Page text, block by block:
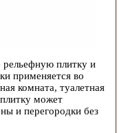
рельефную плитку и
применяется во
комната, туалетная
может
и перегородки без